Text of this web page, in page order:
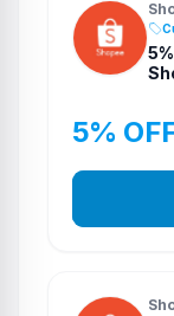
5%